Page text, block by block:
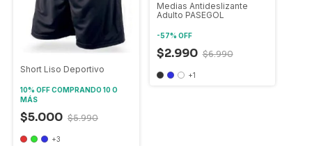
Short Liso Deportivo
10% OFFCOMPRANDO 10 O
MÁS
$5.000 $5.990
+3
Medias Antideslizante
Adulto PASEGOL
-57% OFF
$2.990 $6.990
+1